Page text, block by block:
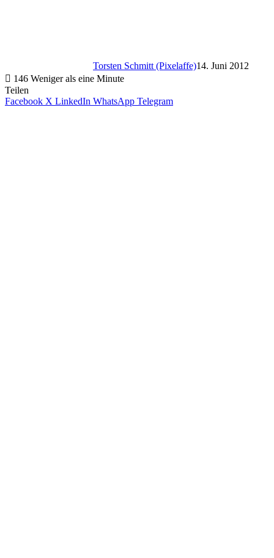
Torsten Schmitt (Pixelaffe)14. Juni 2012
146 Weniger als eine Minute
Teilen
Facebook X LinkedIn WhatsApp Telegram